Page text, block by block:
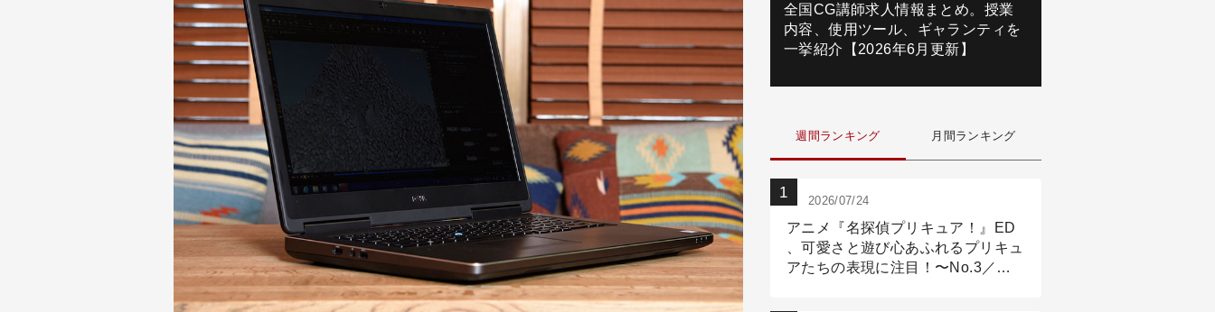
全国CG講師求人情報まとめ。授業
内容、使用ツール、ギャランティを
一挙紹介【2026年6月更新】
週間ランキング 月間ランキング
2026/07/24
アニメ『名探偵プリキュア！』ED
、可愛さと遊び心あふれるプリキュ
アたちの表現に注目！〜No.3／ア